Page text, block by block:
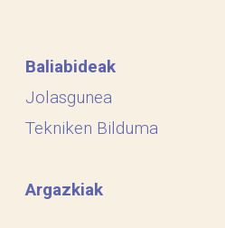
Baliabideak
Jolasgunea
Tekniken Bilduma
Argazkiak